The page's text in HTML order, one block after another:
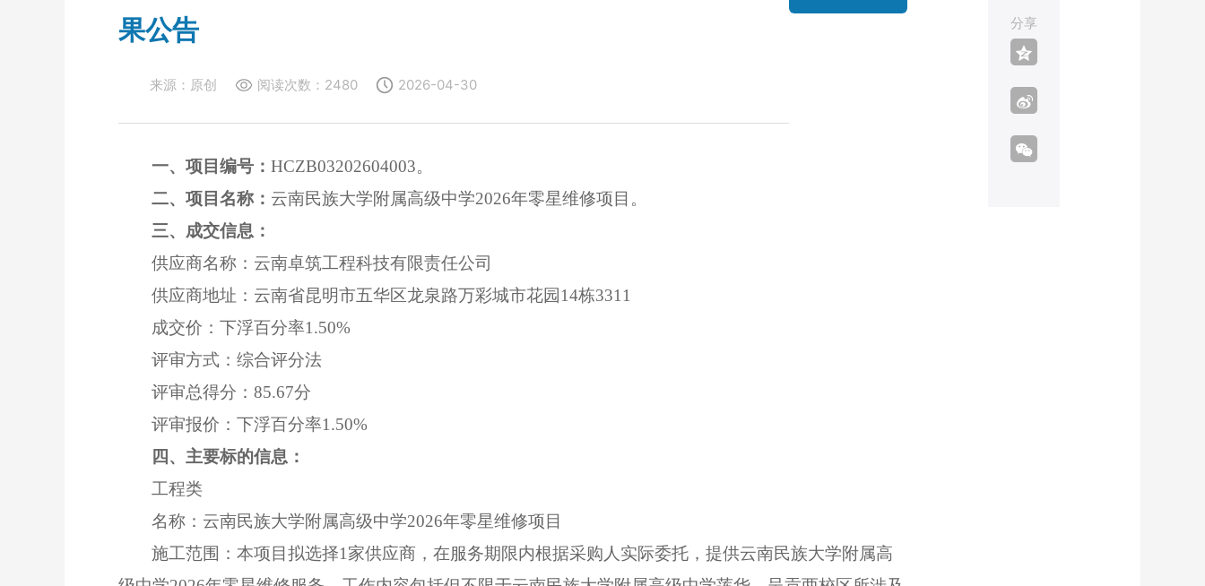
果公告
来源： 原创 阅读次数： 2480 2026-04-30
分享
一、 项目编号： HCZB03202604003。
二、 项目名称： 云南民族大学附属高级中学2026年零星维修项目 。
三、成交信息：
供应商名称： 云南卓筑工程科技有限责任公司
供应商地址： 云南省昆明市五华区龙泉路万彩城市花园14栋3311
成交价： 下浮百分率1.50%
评审方式：综合评分法
评审总得分： 85.67分
评审报价： 下浮百分率1.50%
四、主要标的信息：
工程类
名称：云南民族大学附属高级中学2026年零星维修项目
施工范围：本项目拟选择1家供应商，在服务期限内根据采购人实际委托，提供云南民族大学附属高